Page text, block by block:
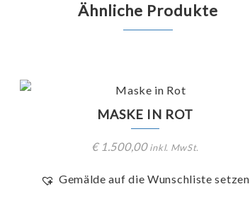
Ähnliche Produkte
MASKE IN ROT
€1.500,00 inkl. MwSt.
Gemälde auf die Wunschliste setzen